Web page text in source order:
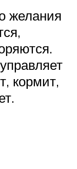
желания
кормит,